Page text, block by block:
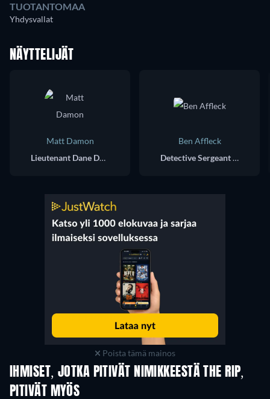
TUOTANTOMAA
Yhdysvallat
NÄYTTELIJÄT
Matt Damon
Lieutenant Dane Dumars
Ben Affleck
Detective Sergeant J.D. Byrne
Poista tämä mainos
IHMISET, JOTKA PITIVÄT NIMIKKEESTÄ THE RIP,
PITIVÄT MYÖS